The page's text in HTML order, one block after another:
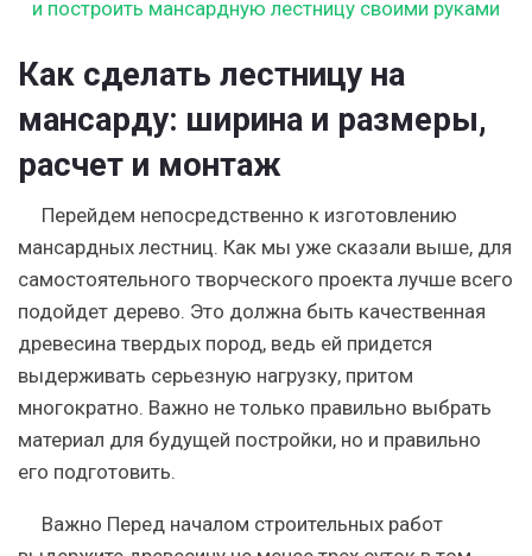
Как сделать лестницу на
мансарду: ширина и размеры,
расчет и монтаж
Перейдем непосредственно к изготовлению
мансардных лестниц. Как мы уже сказали выше, для
самостоятельного творческого проекта лучше всего
подойдет дерево. Это должна быть качественная
древесина твердых пород, ведь ей придется
выдерживать серьезную нагрузку, притом
многократно. Важно не только правильно выбрать
материал для будущей постройки, но и правильно
его подготовить.
Важно Перед началом строительных работ